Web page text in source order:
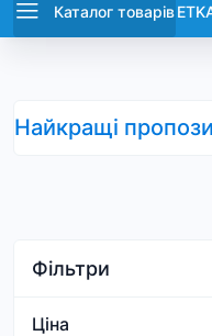
Каталог товарів
Найкращі
Фільтри
Ціна